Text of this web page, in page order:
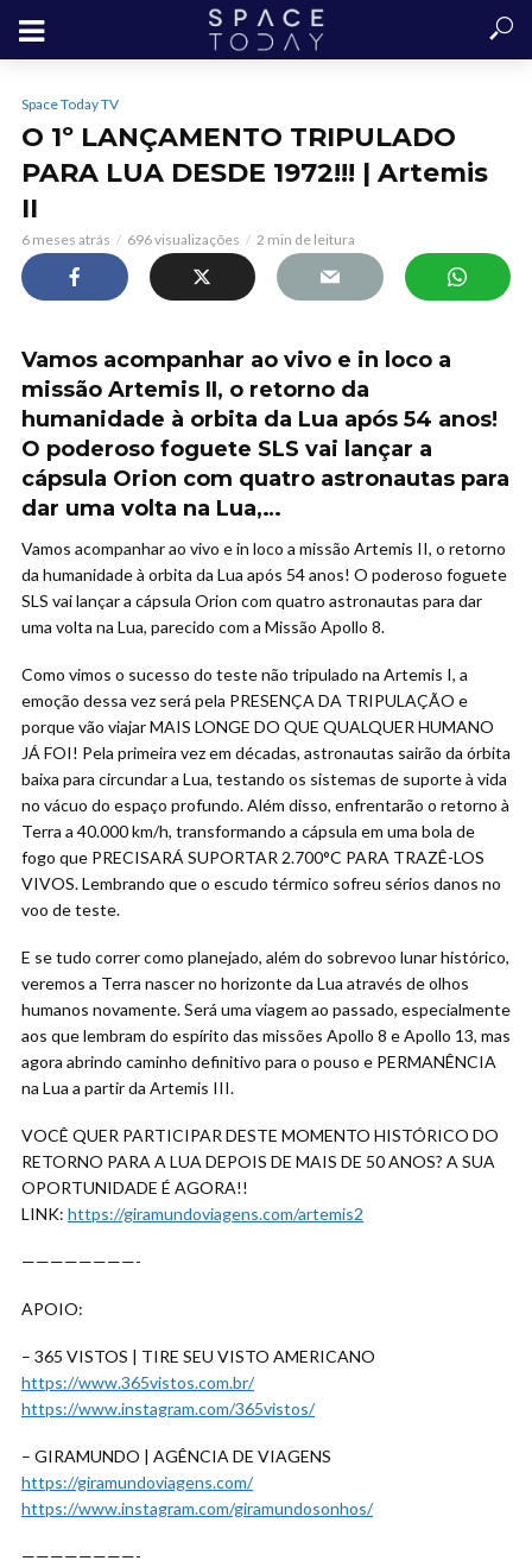
Space Today TV
O 1º LANÇAMENTO TRIPULADO
PARA LUA DESDE 1972!!! | Artemis
II
6 meses atrás 696 visualizações 2 min de leitura
Vamos acompanhar ao vivo e in loco a
missão Artemis II, o retorno da
humanidade à orbita da Lua após 54 anos!
O poderoso foguete SLS vai lançar a
cápsula Orion com quatro astronautas para
dar uma volta na Lua,…
Vamos acompanhar ao vivo e in loco a missão Artemis II, o retorno
da humanidade à orbita da Lua após 54 anos! O poderoso foguete
SLS vai lançar a cápsula Orion com quatro astronautas para dar
uma volta na Lua, parecido com a Missão Apollo 8.
Como vimos o sucesso do teste não tripulado na Artemis I, a
emoção dessa vez será pela PRESENÇA DA TRIPULAÇÃO e
porque vão viajar MAIS LONGE DO QUE QUALQUER HUMANO
JÁ FOI! Pela primeira vez em décadas, astronautas sairão da órbita
baixa para circundar a Lua, testando os sistemas de suporte à vida
no vácuo do espaço profundo. Além disso, enfrentarão o retorno à
Terra a 40.000 km/h, transformando a cápsula em uma bola de
fogo que PRECISARÁ SUPORTAR 2.700°C PARA TRAZÊ-LOS
VIVOS. Lembrando que o escudo térmico sofreu sérios danos no
voo de teste.
E se tudo correr como planejado, além do sobrevoo lunar histórico,
veremos a Terra nascer no horizonte da Lua através de olhos
humanos novamente. Será uma viagem ao passado, especialmente
aos que lembram do espírito das missões Apollo 8 e Apollo 13, mas
agora abrindo caminho definitivo para o pouso e PERMANÊNCIA
na Lua a partir da Artemis III.
VOCÊ QUER PARTICIPAR DESTE MOMENTO HISTÓRICO DO
RETORNO PARA A LUA DEPOIS DE MAIS DE 50 ANOS? A SUA
OPORTUNIDADE É AGORA!!
LINK: https://giramundoviagens.com/artemis2
————————-
APOIO:
– 365 VISTOS | TIRE SEU VISTO AMERICANO
https://www.365vistos.com.br/
https://www.instagram.com/365vistos/
– GIRAMUNDO | AGÊNCIA DE VIAGENS
https://giramundoviagens.com/
https://www.instagram.com/giramundosonhos/
————————-